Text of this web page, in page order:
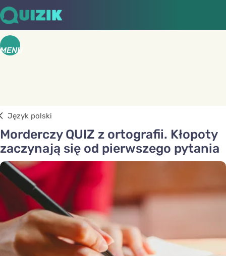
MENU
Język polski
Morderczy QUIZ z ortografii. Kłopoty
zaczynają się od pierwszego pytania